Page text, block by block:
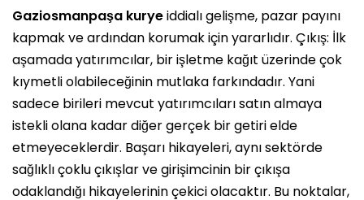
Gaziosmanpaşa kuryeiddialı gelişme, pazar payını
kapmak ve ardından korumak için yararlıdır. Çıkış: İlk
aşamada yatırımcılar, bir işletme kağıt üzerinde çok
kıymetli olabileceğinin mutlaka farkındadır. Yani
sadece birileri mevcut yatırımcıları satın almaya
istekli olana kadar diğer gerçek bir getiri elde
etmeyeceklerdir. Başarı hikayeleri, aynı sektörde
sağlıklı çoklu çıkışlar ve girişimcinin bir çıkışa
odaklandığı hikayelerinin çekici olacaktır. Bu noktalar,